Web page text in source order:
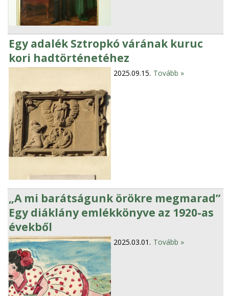
Egy adalék Sztropkó várának kuruc
kori hadtörténetéhez
2025.09.15. Tovább »
„A mi barátságunk örökre megmarad”
Egy diáklány emlékkönyve az 1920-as
évekből
2025.03.01. Tovább »